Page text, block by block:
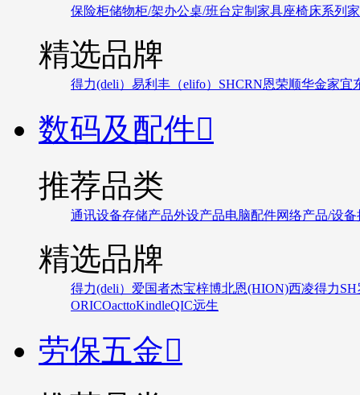
保险柜储物柜/架办公桌/班台定制家具座椅床系列
精选品牌
得力(deli） 易利丰（elifo） SHCRN恩荣顺华金家宜
数码及配件
推荐品类
通讯设备存储产品外设产品电脑配件网络产品/设备
精选品牌
得力(deli） 爱国者杰宝梓博北恩(HION)西凌得力SH
ORICOacttoKindleQIC远生
劳保五金